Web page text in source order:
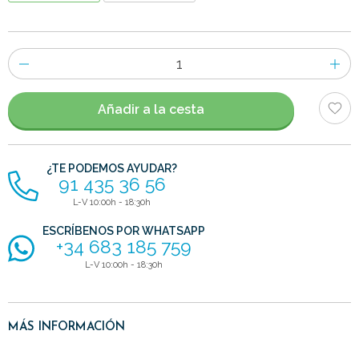
Número
de
artículos
Añadir a la cesta
¿TE PODEMOS AYUDAR?
91 435 36 56
L-V 10:00h - 18:30h
ESCRÍBENOS POR WHATSAPP
+34 683 185 759
L-V 10:00h - 18:30h
MÁS INFORMACIÓN